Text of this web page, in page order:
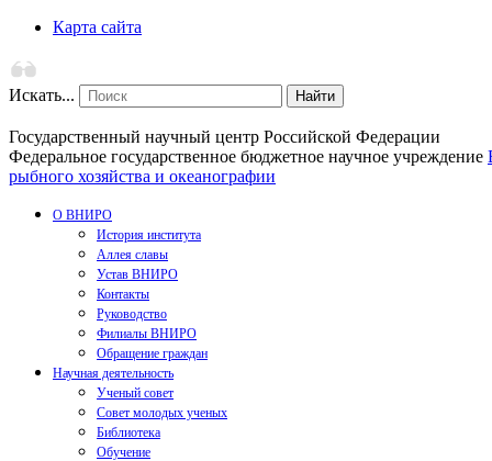
Карта сайта
Искать... Найти
Государственный научный центр Российской Федерации
Федеральное государственное бюджетное научное учреждение
рыбного хозяйства и океанографии
О ВНИРО
История института
Аллея славы
Устав ВНИРО
Контакты
Руководство
Филиалы ВНИРО
Обращение граждан
Научная деятельность
Ученый совет
Совет молодых ученых
Библиотека
Обучение